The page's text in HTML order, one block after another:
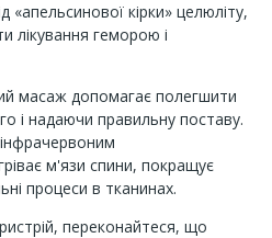
«апельсинової кірки» целюліту,
лікування геморою і
масаж допомагає полегшити
і надаючи правильну поставу.
м'язи спини, покращує
процеси в тканинах.
переконайтеся, що